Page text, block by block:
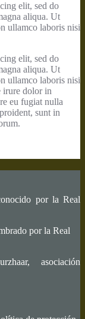
elit, sed do
aliqua. Ut
ullamco laboris nisi
elit, sed do
aliqua. Ut
ullamco laboris nisi
irure dolor in
eu fugiat nulla
sunt in
por la Real
por la Real
asociación